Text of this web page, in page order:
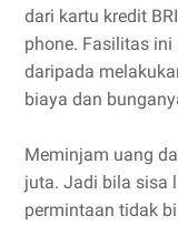
dari kartu kredit
phone. Fasilitas
daripada
biaya dan
Meminjam uang
juta. Jadi bila sisa
permintaan tidak